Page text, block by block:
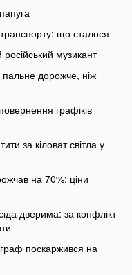
що сталося
музикант
пальне дорожче, ніж
графіків
за кіловат світла у
на 70%: ціни
дверима: за конфлікт
поскаржився на